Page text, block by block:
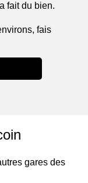
fait du bien.
fais
gares des